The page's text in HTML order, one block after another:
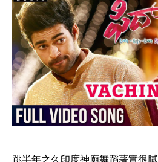
跳半年之久印度神廟舞蹈著實很膩